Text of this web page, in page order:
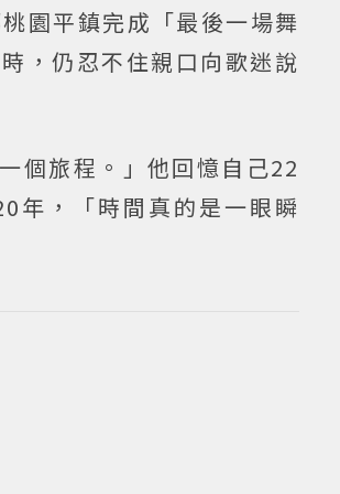
園平鎮完成「最後一場舞
，仍忍不住親口向歌迷說
個旅程。」他回憶自己22
年，「時間真的是一眼瞬